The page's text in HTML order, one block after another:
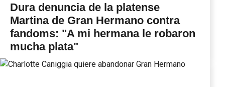
Dura denuncia de la platense
Martina de Gran Hermano contra
fandoms: "A mi hermana le robaron
mucha plata"